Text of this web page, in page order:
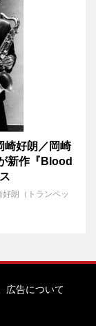
崎好朗／岡崎
新作『Blood
朗（トランペッ
広告について